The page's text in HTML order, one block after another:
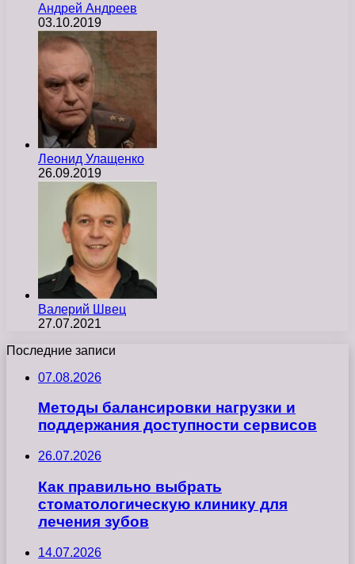
Андрей Андреев
03.10.2019
Леонид Улащенко
26.09.2019
Валерий Швец
27.07.2021
Последние записи
07.08.2026
Методы балансировки нагрузки и
поддержания доступности сервисов
26.07.2026
Как правильно выбрать
стоматологическую клинику для
лечения зубов
14.07.2026